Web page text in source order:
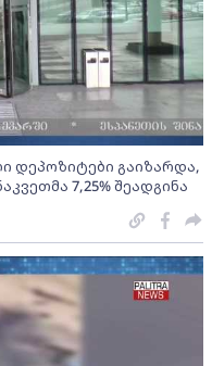
დეპოზიტები გაიზარდა,
7,25% შეადგინა